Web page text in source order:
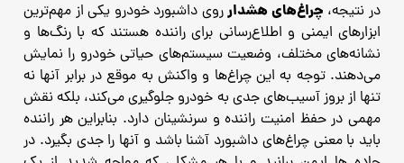
در نتیجه، چراغ‌های هشدارروی داشبورد خودرو یکی از مهم‌ترین
ابزارهای ایمنی و اطلاع‌رسانی برای راننده هستند که با رنگ‌ها و
نشانه‌های مختلف، وضعیت سیستم‌های حیاتی خودرو را نمایش
می‌دهند. توجه به این چراغ‌ها و واکنش به موقع در برابر آنها نه
تنها از بروز آسیب‌های جدی به خودرو جلوگیری می‌کند، بلکه نقش
مهمی در حفظ امنیت راننده و سرنشینان دارد. بنابراین هر راننده
باید با معنی چراغ‌های داشبورد آشنا باشد و آنها را جدی بگیرد. در